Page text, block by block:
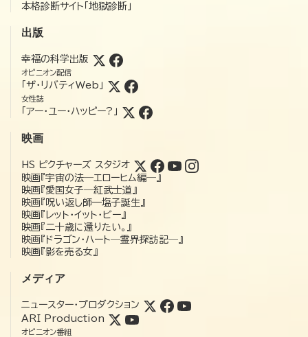
本格診断サイト「地獄診断」
出版
幸福の科学出版
オピニオン配信
「ザ・リバティWeb」
女性誌
「アー・ユー・ハッピー?」
映画
HS ピクチャーズ スタジオ
映画『宇宙の法―エローヒム編―』
映画『愛国女子―紅武士道』
映画『呪い返し師—塩子誕生』
映画『レット・イット・ビー』
映画『二十歳に還りたい。』
映画『ドラゴン・ハート―霊界探訪記―』
映画『影を売る女』
メディア
ニュースター・プロダクション
ARI Production
オピニオン番組